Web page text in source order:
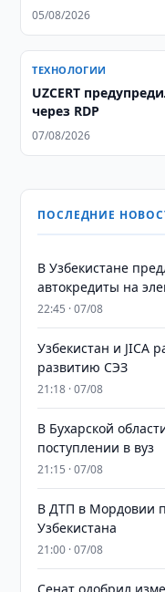
05/08/2026
ТЕХНОЛОГИИ
UZCERT
через RDP
07/08/2026
ПОСЛЕДНИЕ
В Узбекистане
автокредиты на
22:45 · 07/08
Узбекистан и JICA
развитию СЭЗ
21:18 · 07/08
В Бухарской
поступлении в вуз
21:15 · 07/08
В ДТП в Мордовии
Узбекистана
21:00 · 07/08